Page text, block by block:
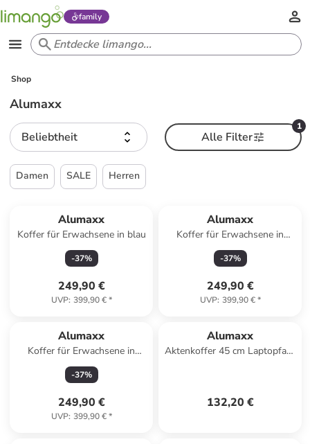
family
Shop
Alumaxx
Beliebtheit
1
Alle Filter
Damen SALE Herren
Alumaxx
Koffer für Erwachsene in blau
-37%
249,90 €
UVP: 399,90 €*
Alumaxx
Koffer für Erwachsene in
silber
-37%
249,90 €
UVP: 399,90 €*
Alumaxx
Koffer für Erwachsene in
schwarz
-37%
249,90 €
UVP: 399,90 €*
Alumaxx
Aktenkoffer 45 cm Laptopfach
132,20 €